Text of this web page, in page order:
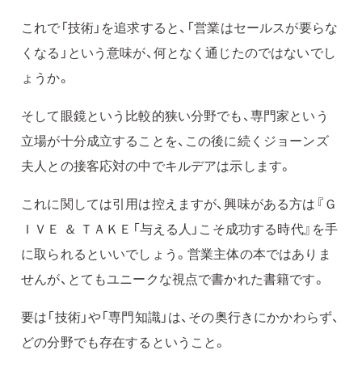
これで「技術」を追求すると、「営業はセールスが要らな
くなる」という意味が、何となく通じたのではないでし
ょうか。
そして眼鏡という比較的狭い分野でも、専門家という
立場が十分成立することを、この後に続くジョーンズ
夫人との接客応対の中でキルデアは示します。
これに関しては引用は控えますが、興味がある方は『Ｇ
ＩＶＥ ＆ ＴＡＫＥ「与える人」こそ成功する時代』を手
に取られるといいでしょう。営業主体の本ではありま
せんが、とてもユニークな視点で書かれた書籍です。
要は「技術」や「専門知識」は、その奥行きにかかわらず、
どの分野でも存在するということ。